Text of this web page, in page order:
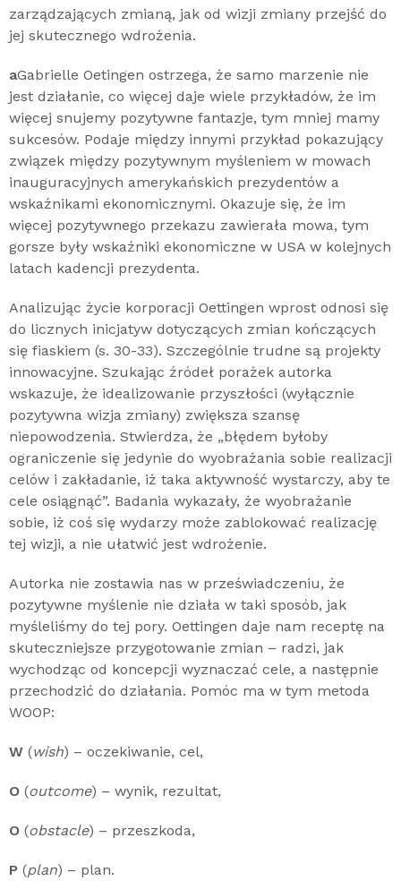
zarządzających zmianą, jak od wizji zmiany przejść do
jej skutecznego wdrożenia.
aGabrielle Oetingen ostrzega, że samo marzenie nie
jest działanie, co więcej daje wiele przykładów, że im
więcej snujemy pozytywne fantazje, tym mniej mamy
sukcesów. Podaje między innymi przykład pokazujący
związek między pozytywnym myśleniem w mowach
inauguracyjnych amerykańskich prezydentów a
wskaźnikami ekonomicznymi. Okazuje się, że im
więcej pozytywnego przekazu zawierała mowa, tym
gorsze były wskaźniki ekonomiczne w USA w kolejnych
latach kadencji prezydenta.
Analizując życie korporacji Oettingen wprost odnosi się
do licznych inicjatyw dotyczących zmian kończących
się fiaskiem (s. 30-33). Szczególnie trudne są projekty
innowacyjne. Szukając źródeł porażek autorka
wskazuje, że idealizowanie przyszłości (wyłącznie
pozytywna wizja zmiany) zwiększa szansę
niepowodzenia. Stwierdza, że „błędem byłoby
ograniczenie się jedynie do wyobrażania sobie realizacji
celów i zakładanie, iż taka aktywność wystarczy, aby te
cele osiągnąć”. Badania wykazały, że wyobrażanie
sobie, iż coś się wydarzy może zablokować realizację
tej wizji, a nie ułatwić jest wdrożenie.
Autorka nie zostawia nas w przeświadczeniu, że
pozytywne myślenie nie działa w taki sposób, jak
myśleliśmy do tej pory. Oettingen daje nam receptę na
skuteczniejsze przygotowanie zmian – radzi, jak
wychodząc od koncepcji wyznaczać cele, a następnie
przechodzić do działania. Pomóc ma w tym metoda
WOOP:
W (wish) – oczekiwanie, cel,
O (outcome) – wynik, rezultat,
O (obstacle) – przeszkoda,
P (plan) – plan.